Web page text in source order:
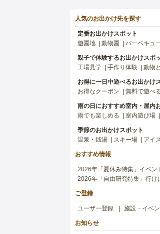
人気のお出かけ先を探す
定番お出かけスポット
遊園地
動物園 バーベキュ
親子で体験するお出かけスポ
工場見学
手作り体験 動物
お得に一日中遊べるお出かけ
お得なクーポン
無料で遊べ
雨の日におすすめ室内・屋内
雨でも楽しめる
室内遊び場
季節のお出かけスポット
温泉・銭湯
スキー場 アイ
おすすめ情報
2026年「夏休み特集」イベン
2026年「自由研究特集」行け
ご登録
ユーザー登録 施設・イベ
お知らせ